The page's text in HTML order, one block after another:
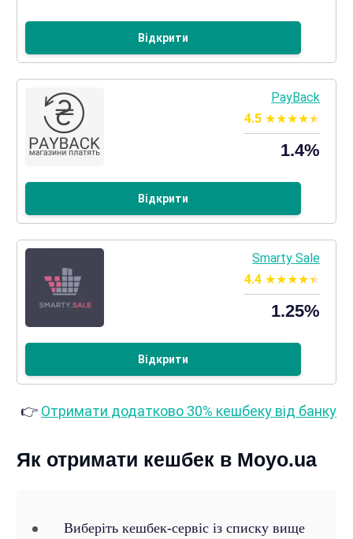
Відкрити
PayBack
4.5
1.4%
Відкрити
Smarty Sale
4.4
1.25%
Відкрити
👉 Отримати додатково 30% кешбеку від банку
Як отримати кешбек в Moyo.ua
Виберіть кешбек-сервіс із списку вище